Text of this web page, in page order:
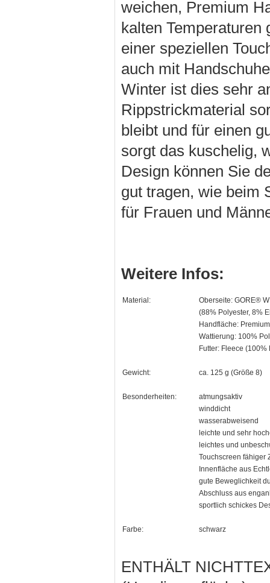
weichen, Premium
kalten Temperaturen
einer speziellen
auch mit
Winter ist dies sehr
Rippstrickmaterial
bleibt und für einen
sorgt das kuschelig,
Design können Sie
gut tragen, wie beim
für Frauen und
Weitere Infos:
Material:
Oberseite: GORE®
(88% Polyester, 8%
Handfläche:
Wattierung: 100%
Futter: Fleece (100%
Gewicht: ca. 125 g (Größe 8)
Besonderheiten:
atmungsaktiv
winddicht
wasserabweisend
leichte und sehr
leichtes und
Touchscreen fähiger
Innenfläche aus
gute Beweglichkeit
Abschluss aus
sportlich schickes
Farbe: schwarz
ENTHÄLT